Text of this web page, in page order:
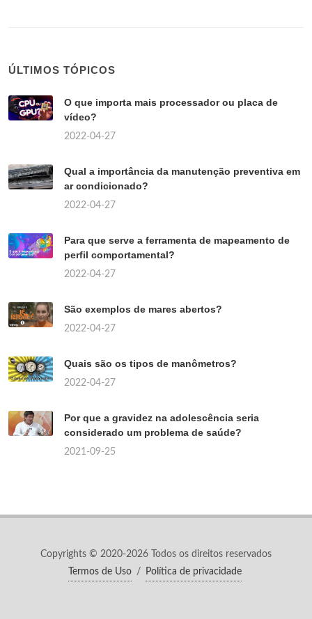
ÚLTIMOS TÓPICOS
O que importa mais processador ou placa de
vídeo?
2022-04-27
Qual a importância da manutenção preventiva em
ar condicionado?
2022-04-27
Para que serve a ferramenta de mapeamento de
perfil comportamental?
2022-04-27
São exemplos de mares abertos?
2022-04-27
Quais são os tipos de manômetros?
2022-04-27
Por que a gravidez na adolescência seria
considerado um problema de saúde?
2021-09-25
Copyrights © 2020-2026 Todos os direitos reservados
Termos de Uso / Política de privacidade